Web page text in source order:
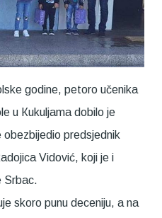
godine, petoro učenika
u Кukuljama dobilo je
predsjednik
Vidović, koji je i
Srbac.
skoro punu deceniju, a na